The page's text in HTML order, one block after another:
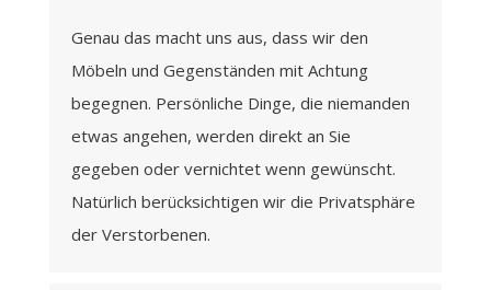
Genau das macht uns aus, dass wir den
Möbeln und Gegenständen mit Achtung
begegnen. Persönliche Dinge, die niemanden
etwas angehen, werden direkt an Sie
gegeben oder vernichtet wenn gewünscht.
Natürlich berücksichtigen wir die Privatsphäre
der Verstorbenen.